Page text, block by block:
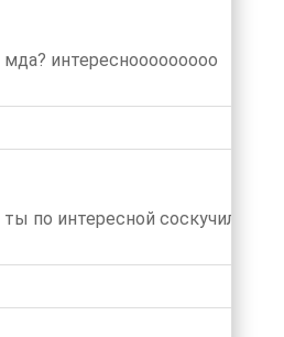
мда? интереснооооооооо
ты по интересной